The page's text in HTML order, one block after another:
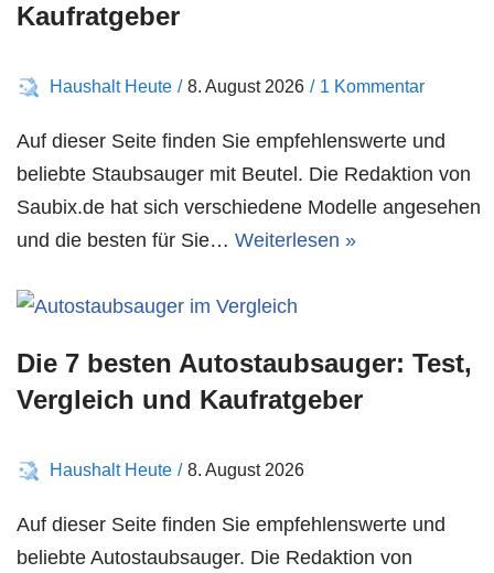
Kaufratgeber
Haushalt Heute 8. August 2026 1 Kommentar
Auf dieser Seite finden Sie empfehlenswerte und
beliebte Staubsauger mit Beutel. Die Redaktion von
Saubix.de hat sich verschiedene Modelle angesehen
und die besten für Sie… Weiterlesen »
Die 7 besten Autostaubsauger: Test,
Vergleich und Kaufratgeber
Haushalt Heute 8. August 2026
Auf dieser Seite finden Sie empfehlenswerte und
beliebte Autostaubsauger. Die Redaktion von